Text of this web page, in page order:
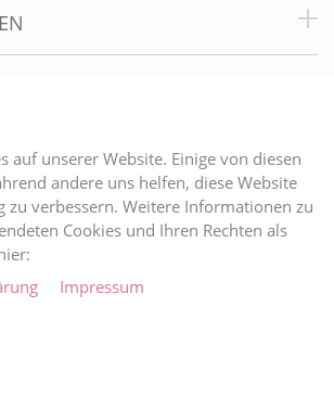
auf unserer Website. Einige von diesen
andere uns helfen, diese Website
zu verbessern. Weitere Informationen zu
Cookies und Ihren Rechten als
Impressum